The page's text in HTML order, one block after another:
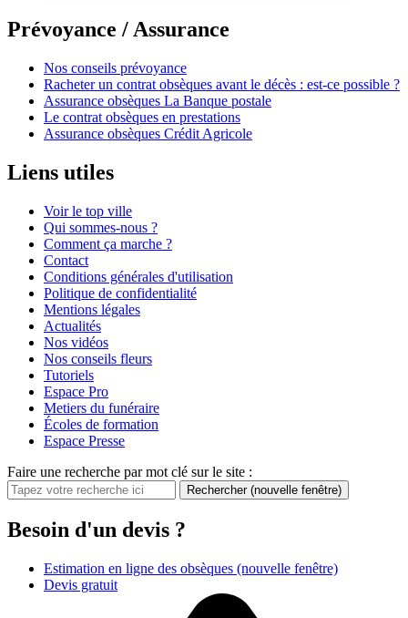
Prévoyance / Assurance
Nos conseils prévoyance
Racheter un contrat obsèques avant le décès : est-ce possible ?
Assurance obsèques La Banque postale
Le contrat obsèques en prestations
Assurance obsèques Crédit Agricole
Liens utiles
Voir le top ville
Qui sommes-nous ?
Comment ça marche ?
Contact
Conditions générales d'utilisation
Politique de confidentialité
Mentions légales
Actualités
Nos vidéos
Nos conseils fleurs
Tutoriels
Espace Pro
Metiers du funéraire
Écoles de formation
Espace Presse
Faire une recherche par mot clé sur le site :
Rechercher (nouvelle fenêtre)
Besoin d'un devis ?
Estimation en ligne des obsèques (nouvelle fenêtre)
Devis gratuit